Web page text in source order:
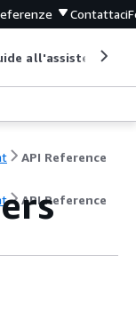
Contattaci
all'assistenza
API Reference
API Reference